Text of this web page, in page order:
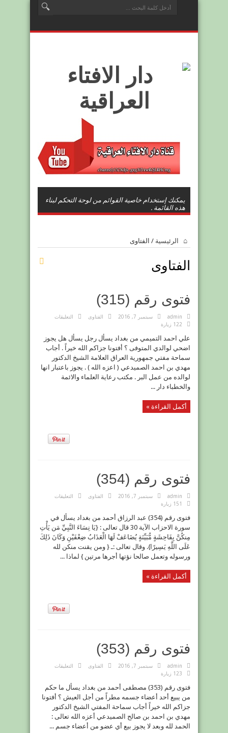
يمكنك إستخدام خاصية القوائم من لوحة التحكم لبناء
هذه القائمة .
الرئيسية / الفتاوى
الفتاوى
فتوى رقم (315)
admin سبتمبر 7, 2016 الفتاوى التعليقات
مغلقة
122 زيارة
علي احمد التميمي من بغداد يسأل رجل يسأل هل يجوز
اضحي لوالدي المتوفى ؟ أفتونا جزاكم الله خيراً . أجاب
سماحة مفتي جمهورية العراق العلامة الشيخ الدكتور
مهدي بن احمد الصميدعي ( اعزه الله ) . يجوز باعتبار انها
لوالده من عمل البر . مكتب رعاية العلماء والائمة
والخطباء دار ...
أكمل القراءة »
فتوى رقم (354)
admin سبتمبر 7, 2016 الفتاوى التعليقات
مغلقة
151 زيارة
فتوى رقم (354) عبد الرزاق أحمد من بغداد يسأل في
سورة الاحزاب الآية 30 قال تعالى : {يَا نِسَاءَ النَّبِيِّ مَن يَأْتِ
مِنكُنَّ بِفَاحِشَةٍ مُّبَيِّنَةٍ يُضَاعَفْ لَهَا الْعَذَابُ ضِعْفَيْنِ وَكَانَ ذَلِكَ
عَلَى اللَّهِ يَسِيرًا}. وقال تعالى :ـ { ومن يقنت منكن لله
ورسوله وتعمل صالحا نؤتها أجرها مرتين } لماذا ...
أكمل القراءة »
فتوى رقم (353)
admin سبتمبر 7, 2016 الفتاوى التعليقات
مغلقة
123 زيارة
فتوى رقم (353) مصطفى أحمد من بغداد يسأل ما حكم
من يبيع أحد أعضاء جسمه مطراً من أجل العيش ؟ أفتونا
جزاكم الله خيراً أجاب سماحة المفتي الشيخ الدكتور
مهدي بن احمد بن صالح الصميدعي أعزه الله تعالى :
الحمد لله وبعد لا يجوز بيع أي عضو من أعضاء جسم ...